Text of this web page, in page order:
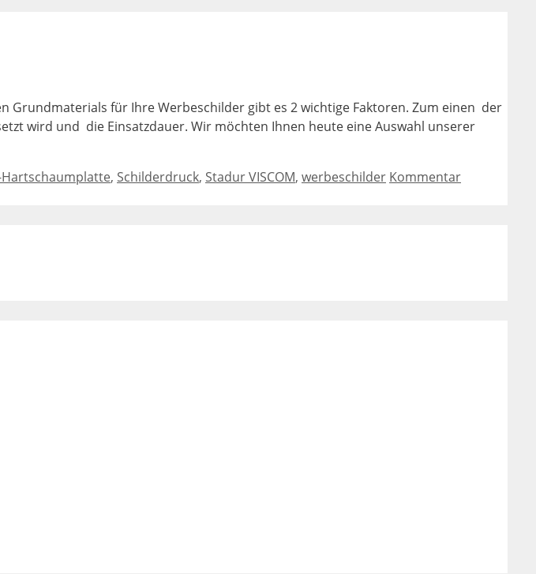
Grundmaterials für Ihre Werbeschilder gibt es 2 wichtige Faktoren. Zum einen der
wird und die Einsatzdauer. Wir möchten Ihnen heute eine Auswahl unserer
Hartschaumplatte, Schilderdruck, Stadur VISCOM, werbeschilder Kommentar